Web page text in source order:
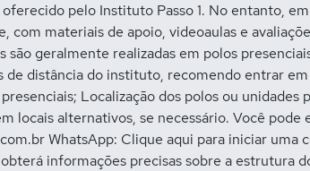
pelo Instituto Passo 1. No entanto,
com materiais de apoio, videoaulas e
são geralmente realizadas em polos
de distância do instituto, recomendo entrar
Localização dos polos ou unidades
locais alternativos, se necessário. Você
WhatsApp: Clique aqui para iniciar uma
informações precisas sobre a estrutura